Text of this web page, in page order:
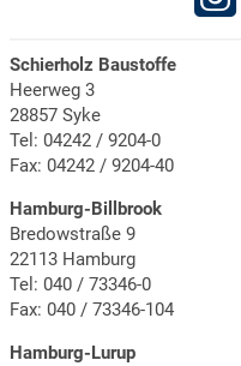
Schierholz Baustoffe
Heerweg 3
28857 Syke
Tel: 04242 / 9204-0
Fax: 04242 / 9204-40
Hamburg-Billbrook
Bredowstraße 9
22113 Hamburg
Tel: 040 / 73346-0
Fax: 040 / 73346-104
Hamburg-Lurup